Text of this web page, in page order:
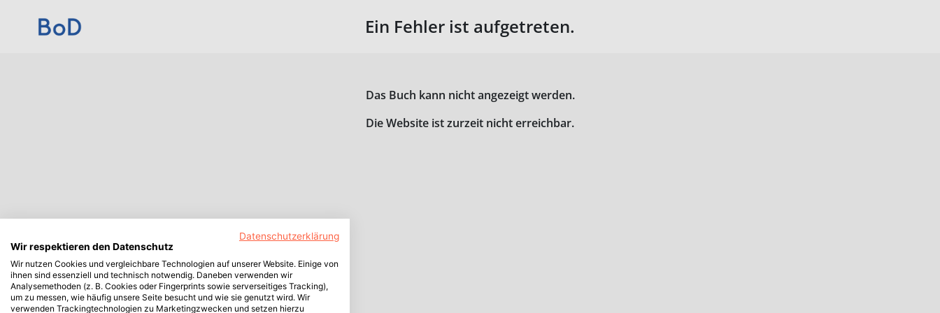
Ein Fehler ist aufgetreten.
Das Buch kann nicht angezeigt werden.
Die Website ist zurzeit nicht erreichbar.
Datenschutzerklärung
Wir respektieren den Datenschutz
Wir nutzen Cookies und vergleichbare Technologien auf unserer Website. Einige von
ihnen sind essenziell und technisch notwendig. Daneben verwenden wir
Analysemethoden (z. B. Cookies oder Fingerprints sowie serverseitiges Tracking),
um zu messen, wie häufig unsere Seite besucht und wie sie genutzt wird. Wir
verwenden Trackingtechnologien zu Marketingzwecken und setzen hierzu